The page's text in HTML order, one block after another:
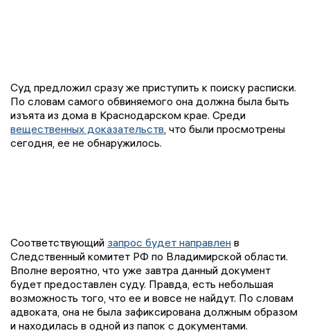
Суд предложил сразу же приступить к поиску расписки.
По словам самого обвиняемого она должна была быть
изъята из дома в Краснодарском крае. Среди
вещественных доказательств , что были просмотрены
сегодня, ее не обнаружилось.
Соответствующий запрос будет направлен в
Следственный комитет РФ по Владимирской области.
Вполне вероятно, что уже завтра данный документ
будет предоставлен суду. Правда, есть небольшая
возможность того, что ее и вовсе не найдут. По словам
адвоката, она не была зафиксирована должным образом
и находилась в одной из папок с документами.